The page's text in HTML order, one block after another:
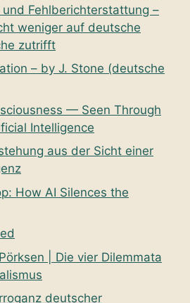
Fehlberichterstattung –
weniger auf deutsche
zutrifft
– by J. Stone (deutsche
— Seen Through
Intelligence
aus der Sicht einer
How AI Silences the
| Die vier Dilemmata
deutscher